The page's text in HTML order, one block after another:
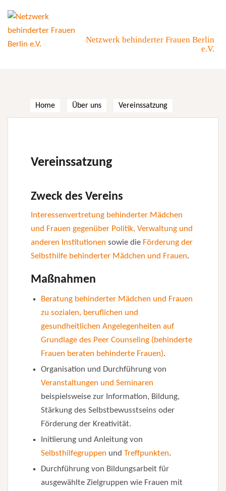
content
Netzwerk behinderter Frauen Berlin
e.V.
Home Über uns Vereinssatzung
Vereinssatzung
Zweck des Vereins
Interessenvertretung behinderter Mädchen
und Frauen gegenüber Politik, Verwaltung und
anderen Institutionen sowie die Förderung der
Selbsthilfe behinderter Mädchen und Frauen.
Maßnahmen
Beratung behinderter Mädchen und Frauen
zu sozialen, beruflichen und
gesundheitlichen Angelegenheiten auf
Grundlage des Peer Counseling (behinderte
Frauen beraten behinderte Frauen).
Organisation und Durchführung von
Veranstaltungen und Seminaren
beispielsweise zur Information, Bildung,
Stärkung des Selbstbewusstseins oder
Förderung der Kreativität.
Initiierung und Anleitung von
Selbsthilfegruppen und Treffpunkten.
Durchführung von Bildungsarbeit für
ausgewählte Zielgruppen wie Frauen mit